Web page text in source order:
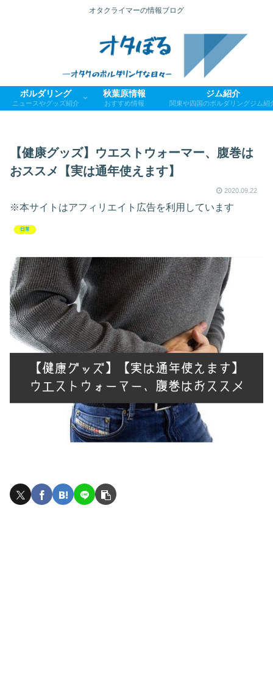
オタクライマーの情報ブログ
ボルダリング
ニュースやグッズ紹介
秋葉原情報
おすすめ情報
ジム紹介
関東や四国のボルダリングジム紹
【健康グッズ】ウエストウォーマー、腹巻は
おススメ【実は通年使えます】
2020.09.22
※本サイトはアフィリエイト広告を利用しています
日常